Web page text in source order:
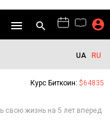
UA RU
Курс Биткоин: $64835
свою жизнь на 5 лет вперед